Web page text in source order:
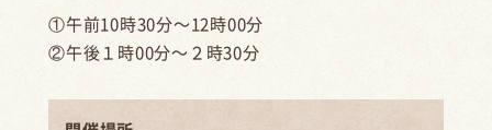
①午前10時30分～12時00分
②午後１時00分～２時30分